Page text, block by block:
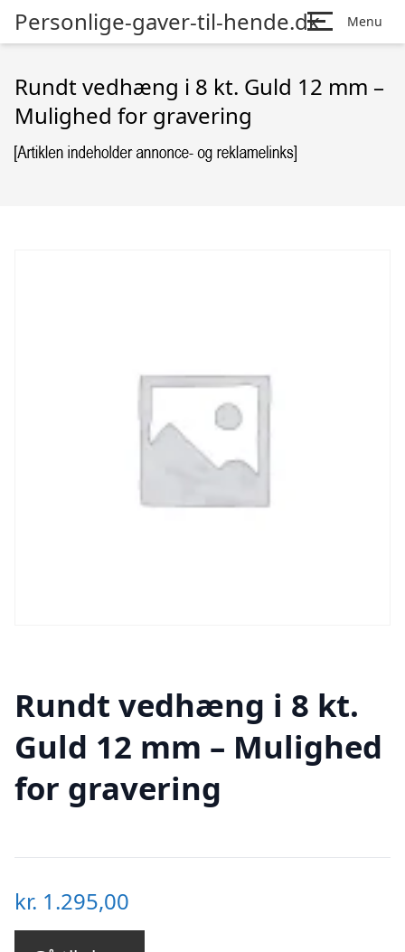
Personlige-gaver-til-hende.dk Menu
Rundt vedhæng i 8 kt. Guld 12 mm –
Mulighed for gravering
Rundt vedhæng i 8 kt.
Guld 12 mm – Mulighed
for gravering
kr. 1.295,00